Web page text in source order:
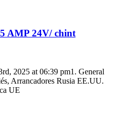
AMP 24V/ chint
2025 at 06:39 pm1. General
Arrancadores Rusia EE.UU.
UE